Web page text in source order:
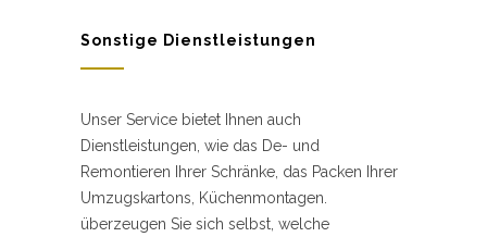
Sonstige Dienstleistungen
Unser Service bietet Ihnen auch
Dienstleistungen, wie das De- und
Remontieren Ihrer Schränke, das Packen Ihrer
Umzugskartons, Küchenmontagen.
überzeugen Sie sich selbst, welche